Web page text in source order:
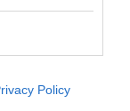
Policy
και τις
υλοτομία,
για τον
και μια
από